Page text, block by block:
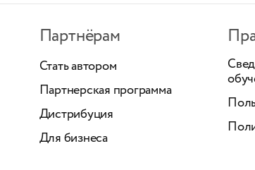
Партнёрам
Стать автором
Партнерская программа
Дистрибуция
Для бизнеса